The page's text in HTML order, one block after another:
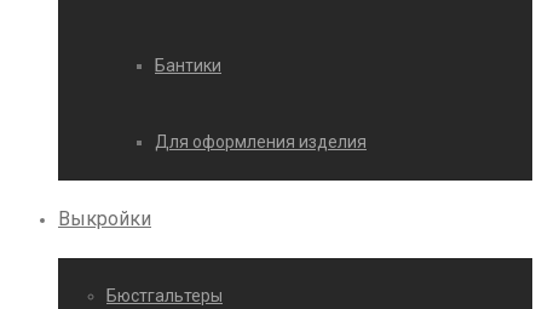
Бантики
Для оформления изделия
Выкройки
Бюстгальтеры